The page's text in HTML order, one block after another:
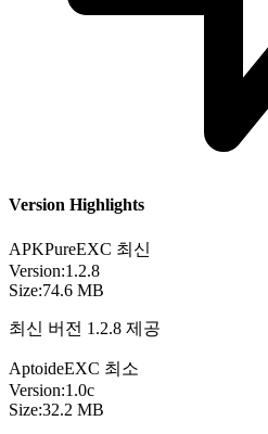
Version Highlights
APKPureEXC 최신
Version:1.2.8
Size:74.6 MB
최신 버전 1.2.8 제공
AptoideEXC 최소
Version:1.0c
Size:32.2 MB